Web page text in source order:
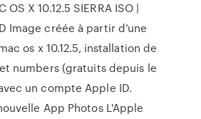
X 10.12.5 SIERRA ISO |
Image créée à partir d’une
os x 10.12.5, installation de
numbers (gratuits depuis le
un compte Apple ID.
App Photos L'Apple